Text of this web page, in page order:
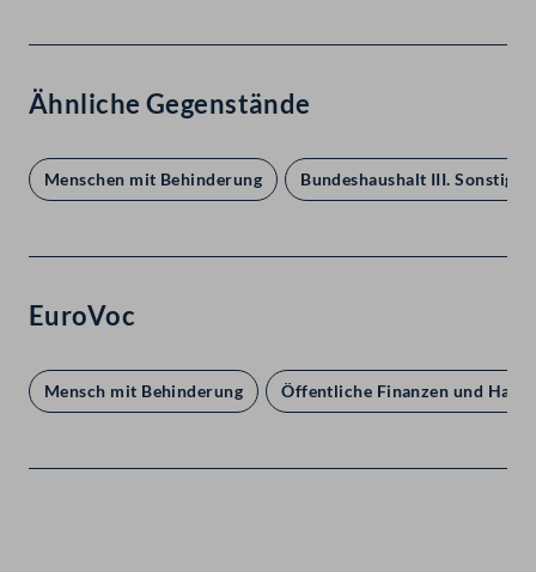
Ähnliche Gegenstände
Menschen mit Behinderung Bundeshaushalt III. Sonstiges
EuroVoc
Mensch mit Behinderung Öffentliche Finanzen und